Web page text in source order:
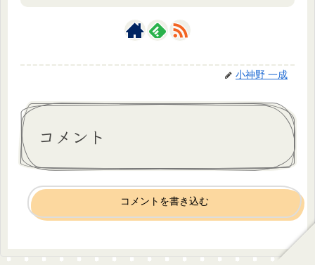
小神野 一成
コメント
コメントを書き込む